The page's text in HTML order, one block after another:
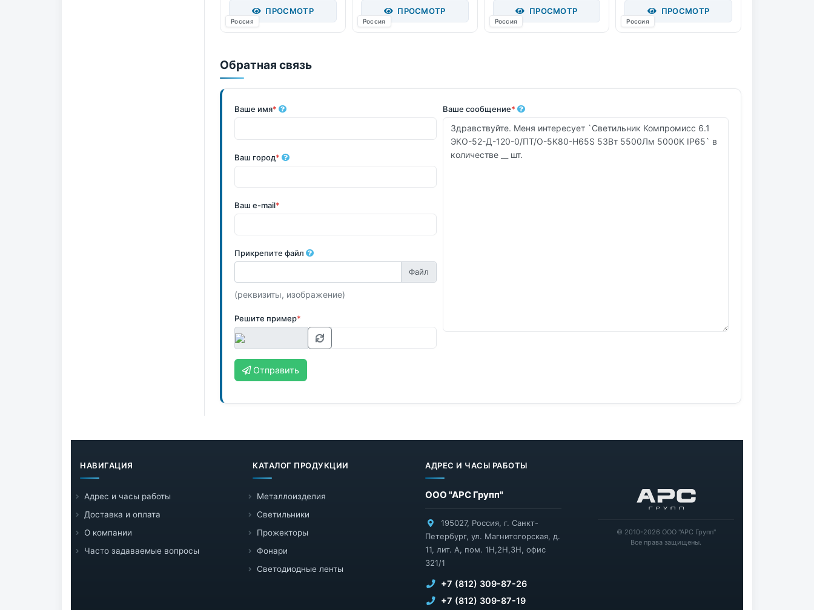
ПРОСМОТР
Россия
ПРОСМОТР
Россия
ПРОСМОТР
Россия
ПРОСМОТР
Россия
Обратная связь
Ваше имя*
Ваш город*
Ваш e-mail*
Прикрепите файл
(реквизиты, изображение)
Решите пример*
Ваше сообщение*
Отправить
НАВИГАЦИЯ КАТАЛОГ ПРОДУКЦИИ АДРЕС И ЧАСЫ РАБОТЫ
Адрес и часы работы
Доставка и оплата
О компании
Часто задаваемые вопросы
Металлоизделия
Светильники
Прожекторы
Фонари
Светодиодные ленты
ООО "АРС Групп"
195027, Россия, г. Санкт-
Петербург, ул. Магнитогорская, д.
11, лит. А, пом. 1Н,2Н,3Н, офис
321/1
+7 (812) 309-87-26
+7 (812) 309-87-19
© 2010-2026 ООО "АРС Групп"
Все права защищены.